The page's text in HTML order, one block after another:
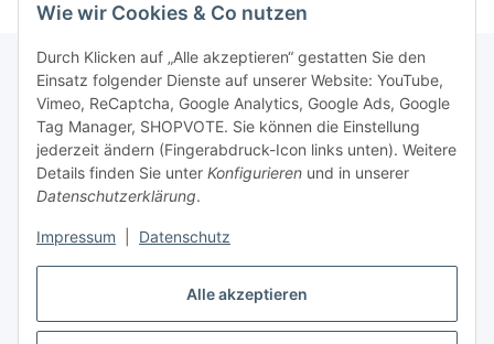
Alle akzeptieren
Wie wir Cookies & Co nutzen
Durch Klicken auf „Alle akzeptieren“ gestatten Sie den
Einsatz folgender Dienste auf unserer Website: YouTube,
Vimeo, ReCaptcha, Google Analytics, Google Ads, Google
Tag Manager, SHOPVOTE. Sie können die Einstellung
jederzeit ändern (Fingerabdruck-Icon links unten). Weitere
Details finden Sie unter Konfigurieren und in unserer
Datenschutzerklärung.
Impressum Datenschutz
Newsletter Abonnieren
Bitte senden Sie mir entsprechend Ihrer
Datenschutzerklärung
regelmäßig und jederzeit widerruflich
Informationen zu Ihrem Produktsortiment per E-Mail zu.
Abonnieren
Newsletter Abonnieren